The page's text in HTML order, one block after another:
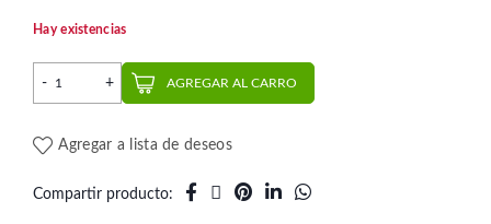
Hay existencias
Cepillo Dental Soft CS1560 | Curaprox cantidad
AGREGAR AL CARRO
Agregar a lista de deseos
Compartir producto